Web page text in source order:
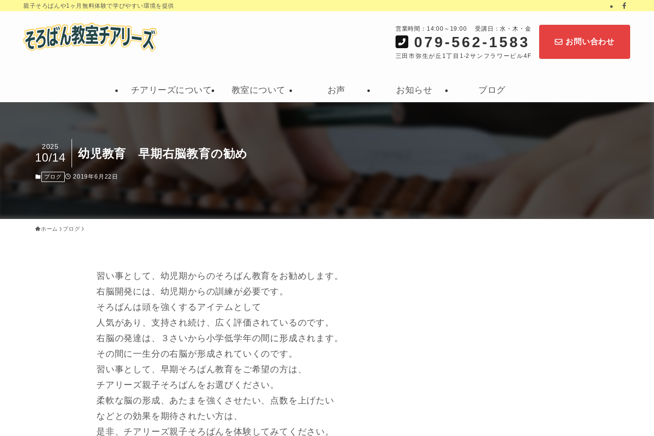
親子そろばんや1ヶ月無料体験で学びやすい環境を提供
営業時間：14:00～19:00 受講日：水・木・金
079-562-1583
三田市弥生が丘1丁目1-2サンフラワービル4F
お問い合わせ
チアリーズについて 教室について お声 お知らせ ブログ
幼児教育 早期右脳教育の勧め
2025
10/14
ブログ 2019年6月22日
ホーム ブログ
習い事として、幼児期からのそろばん教育をお勧めします。
右脳開発には、幼児期からの訓練が必要です。
そろばんは頭を強くするアイテムとして
人気があり、支持され続け、広く評価されているのです。
右脳の発達は、３さいから小学低学年の間に形成されます。
その間に一生分の右脳が形成されていくのです。
習い事として、早期そろばん教育をご希望の方は、
チアリーズ親子そろばんをお選びください。
柔軟な脳の形成、あたまを強くさせたい、点数を上げたい
などとの効果を期待されたい方は、
是非、チアリーズ親子そろばんを体験してみてください。